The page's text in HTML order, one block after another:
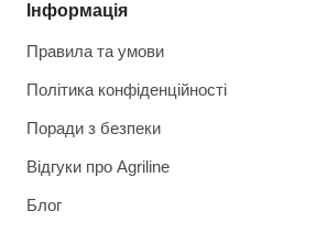
Інформація
Правила та умови
Політика конфіденційності
Поради з безпеки
Відгуки про Agriline
Блог